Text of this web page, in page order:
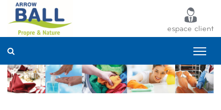
espace client
Panneau de gestion des cookies